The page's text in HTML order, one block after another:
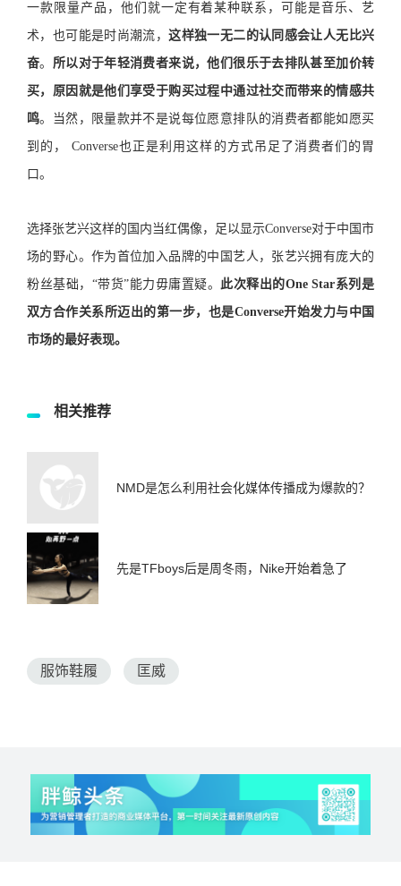
一款限量产品，他们就一定有着某种联系，可能是音乐、艺
术，也可能是时尚潮流，这样独一无二的认同感会让人无比兴
奋。 所以对于年轻消费者来说，他们很乐于去排队甚至加价转
买，原因就是他们享受于购买过程中通过社交而带来的情感共
鸣。当然，限量款并不是说每位愿意排队的消费者都能如愿买
到的， Converse也正是利用这样的方式吊足了消费者们的胃
口。
选择张艺兴这样的国内当红偶像，足以显示Converse对于中国市
场的野心。 作为首位加入品牌的中国艺人，张艺兴拥有庞大的
粉丝基础，“带货”能力毋庸置疑。此次释出的One Star系列是
双方合作关系所迈出的第一步，也是Converse开始发力与中国
市场的最好表现。
相关推荐
NMD是怎么利用社会化媒体传播成为爆款的？
先是TFboys后是周冬雨，Nike开始着急了
服饰鞋履 匡威